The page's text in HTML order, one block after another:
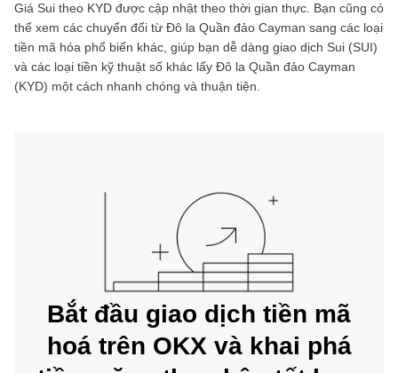
Giá Sui theo KYD được cập nhật theo thời gian thực. Bạn cũng có
thể xem các chuyển đổi từ Đô la Quần đảo Cayman sang các loại
tiền mã hóa phổ biến khác, giúp bạn dễ dàng giao dịch Sui (SUI)
và các loại tiền kỹ thuật số khác lấy Đô la Quần đảo Cayman
(KYD) một cách nhanh chóng và thuận tiện.
Bắt đầu giao dịch tiền mã
hoá trên OKX và khai phá